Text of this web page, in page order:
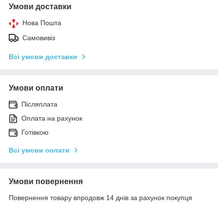
Умови доставки
Нова Пошта
Самовивіз
Всі умови доставки
Умови оплати
Післяплата
Оплата на рахунок
Готівкою
Всі умови оплати
Умови повернення
Повернення товару впродовж 14 днів за рахунок покупця